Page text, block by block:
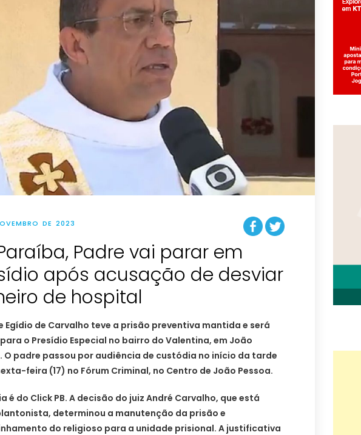
DE 2023
Padre vai parar em
após acusação de desviar
de hospital
Egídio de Carvalho teve a prisão preventiva mantida e será
o Presídio Especial no bairro do Valentina, em João
O padre passou por audiência de custódia no início da tarde
feira (17) no Fórum Criminal, no Centro de João Pessoa.
é do Click PB. A decisão do juiz André Carvalho, que está
determinou a manutenção da prisão e
do religioso para a unidade prisional. A justificativa